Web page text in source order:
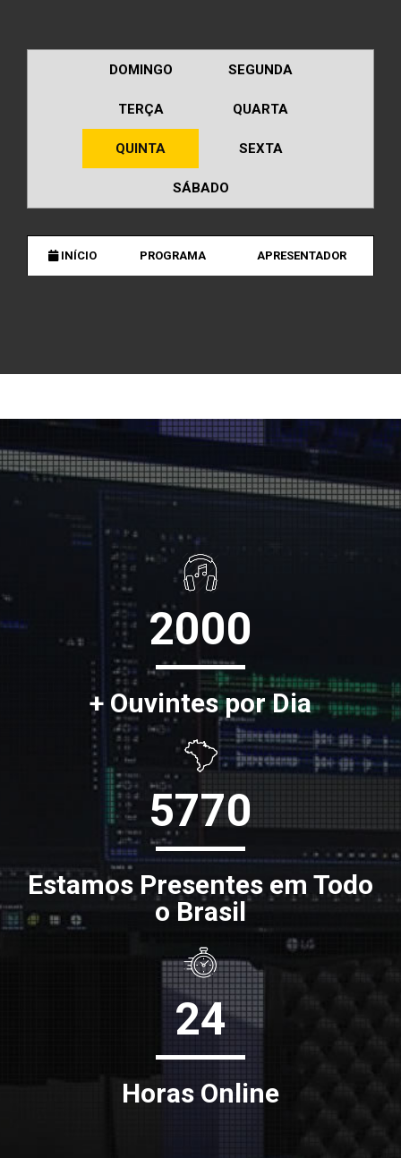
DOMINGO SEGUNDA
TERÇA QUARTA
QUINTA SEXTA
SÁBADO
INÍCIO PROGRAMA APRESENTADOR
2000
+ Ouvintes por Dia
5770
Estamos Presentes em Todo
o Brasil
24
Horas Online